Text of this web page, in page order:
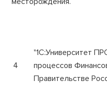
4
"1С:Университет
процессов
Правительстве